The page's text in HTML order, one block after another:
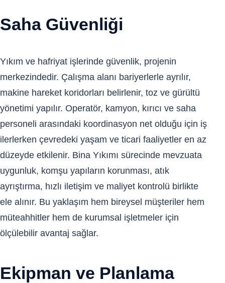
Saha Güvenliği
Yıkım ve hafriyat işlerinde güvenlik, projenin
merkezindedir. Çalışma alanı bariyerlerle ayrılır,
makine hareket koridorları belirlenir, toz ve gürültü
yönetimi yapılır. Operatör, kamyon, kırıcı ve saha
personeli arasındaki koordinasyon net olduğu için iş
ilerlerken çevredeki yaşam ve ticari faaliyetler en az
düzeyde etkilenir. Bina Yıkımı sürecinde mevzuata
uygunluk, komşu yapıların korunması, atık
ayrıştırma, hızlı iletişim ve maliyet kontrolü birlikte
ele alınır. Bu yaklaşım hem bireysel müşteriler hem
müteahhitler hem de kurumsal işletmeler için
ölçülebilir avantaj sağlar.
Ekipman ve Planlama